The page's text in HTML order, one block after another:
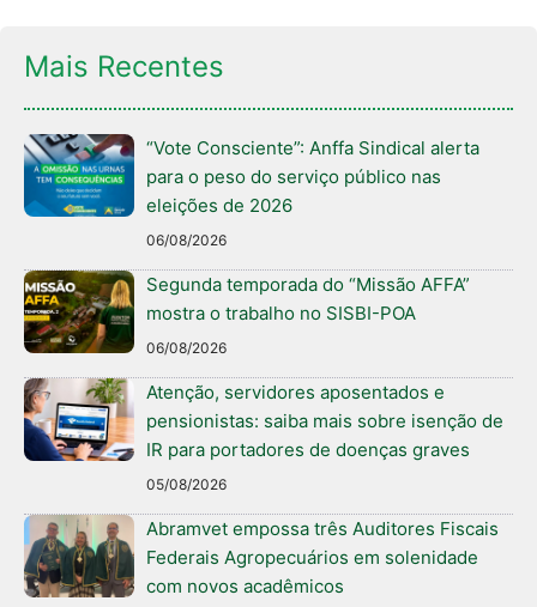
Mais Recentes
“Vote Consciente”: Anffa Sindical alerta
para o peso do serviço público nas
eleições de 2026
06/08/2026
Segunda temporada do “Missão AFFA”
mostra o trabalho no SISBI-POA
06/08/2026
Atenção, servidores aposentados e
pensionistas: saiba mais sobre isenção de
IR para portadores de doenças graves
05/08/2026
Abramvet empossa três Auditores Fiscais
Federais Agropecuários em solenidade
com novos acadêmicos